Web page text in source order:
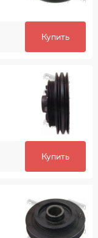
Купить
Купить